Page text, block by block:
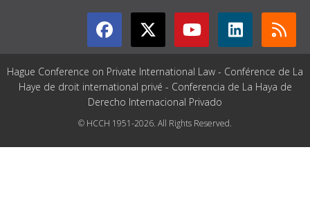
Hague Conference on Private International Law - Conférence de La
Haye de droit international privé - Conferencia de La Haya de
Derecho Internacional Privado
© HCCH 1951-2026. All Rights Reserved.